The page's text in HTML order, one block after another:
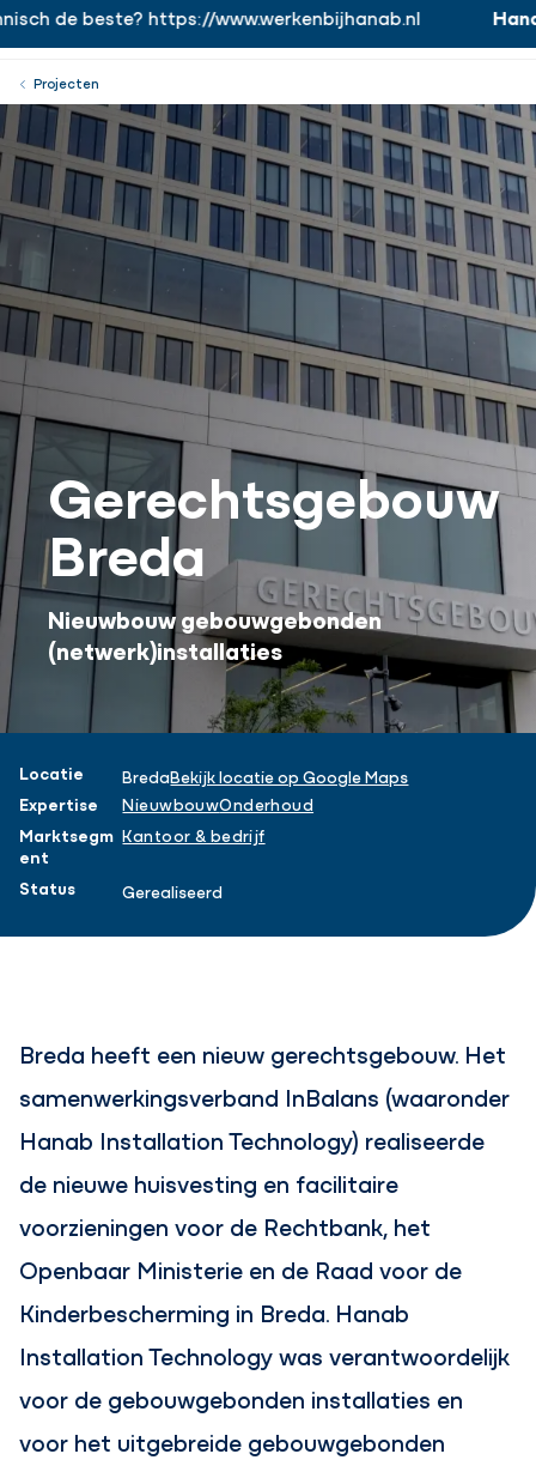
https://www.werkenbijhanab.nl
de beste? https://www.werkenbijhanab.nl Hanab.
Werken bij Menu
Projecten
Gerechtsgebouw
Breda
Nieuwbouw gebouwgebonden
(netwerk)installaties
Projectinformatie
Locatie BredaBekijk locatie op Google Maps
Expertise
NieuwbouwOnderhoud
Marktsegm
ent
Kantoor & bedrijf
Status Gerealiseerd
Breda heeft een nieuw gerechtsgebouw. Het
samenwerkingsverband InBalans (waaronder
Hanab Installation Technology) realiseerde
de nieuwe huisvesting en facilitaire
voorzieningen voor de Rechtbank, het
Openbaar Ministerie en de Raad voor de
Kinderbescherming in Breda. Hanab
Installation Technology was verantwoordelijk
voor de gebouwgebonden installaties en
voor het uitgebreide gebouwgebonden